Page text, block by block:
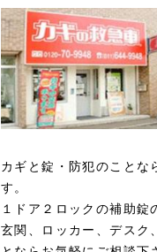
カギと錠・防犯のことな
す。
１ドア２ロックの補助
玄関、ロッカー、デスク